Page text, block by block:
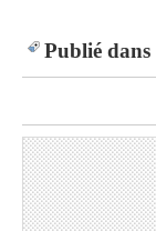
Publié dans